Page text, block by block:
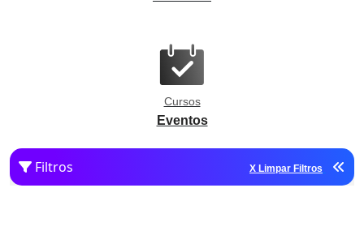
Cursos
Eventos
Filtros X Limpar Filtros